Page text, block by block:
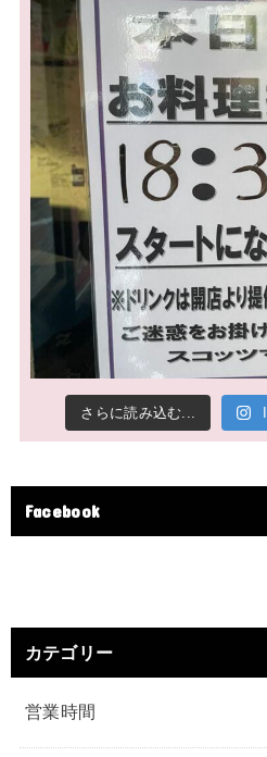
さらに読み込む...
Facebook
カテゴリー
営業時間